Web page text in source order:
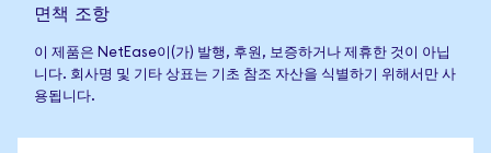
면책 조항
이 제품은 NetEase이(가) 발행, 후원, 보증하거나 제휴한 것이 아닙
니다. 회사명 및 기타 상표는 기초 참조 자산을 식별하기 위해서만 사
용됩니다.